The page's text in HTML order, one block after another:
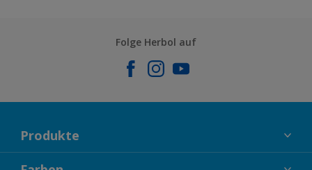
Folge Herbol auf
Produkte
FASSADENFARBEN